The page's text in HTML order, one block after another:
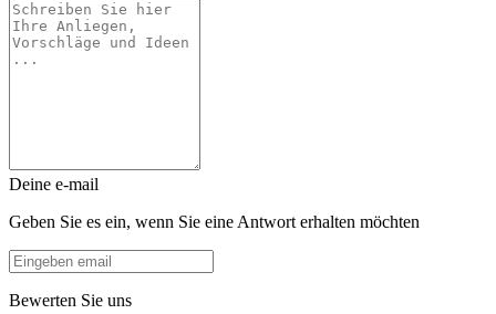
Deine e-mail
Geben Sie es ein, wenn Sie eine Antwort erhalten möchten
Bewerten Sie uns